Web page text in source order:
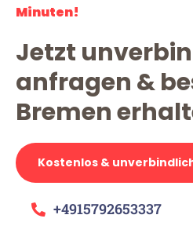
Minuten!
Jetzt
anfragen &
Bremen
Kostenlos &
+4915792653337